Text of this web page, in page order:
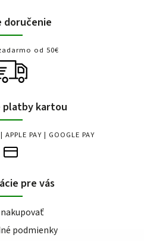
doručenie
od 50€
platby kartou
APPLE PAY | GOOGLE PAY
pre vás
podmienky